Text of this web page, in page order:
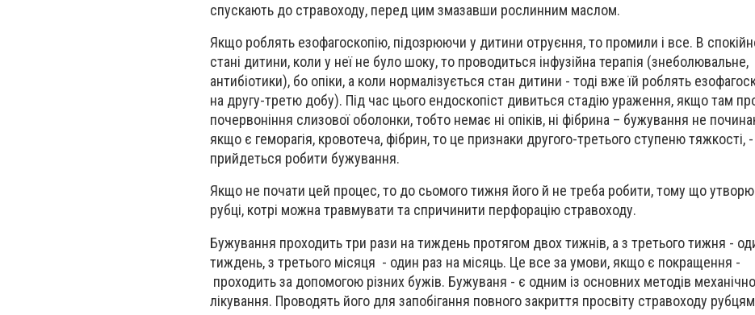
спускають до стравоходу, перед цим змазавши рослинним маслом.
Якщо роблять езофагоскопію, підозрюючи у дитини отруєння, то промили і все. В
стані дитини, коли у неї не було шоку, то проводиться інфузійна терапія (знеболювальне,
антибіотики), бо опіки, а коли нормалізується стан дитини - тоді вже їй роблять
на другу-третю добу). Під час цього ендоскопіст дивиться стадію ураження, якщо там
почервоніння слизової оболонки, тобто немає ні опіків, ні фібрина – бужування не
якщо є геморагія, кровотеча, фібрин, то це признаки другого-третього ступеню тяжкості, -
прийдеться робити бужування.
Якщо не почати цей процес, то до сьомого тижня його й не треба робити, тому що
рубці, котрі можна травмувати та спричинити перфорацію стравоходу.
Бужування проходить три рази на тиждень протягом двох тижнів, а з третього тижня -
тиждень, з третього місяця - один раз на місяць. Це все за умови, якщо є покращення -
проходить за допомогою різних бужів. Бужуваня - є одним із основних методів
лікування. Проводять його для запобігання повного закриття просвіту стравоходу